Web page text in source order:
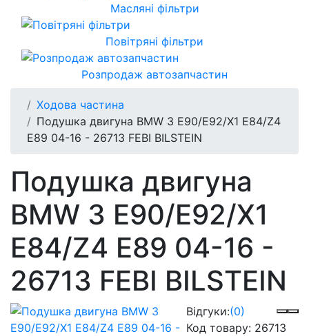
Масляні фільтри
Повітряні фільтри
Розпродаж автозапчастин
Ходова частина
Подушка двигуна BMW 3 E90/E92/X1 E84/Z4
E89 04-16 - 26713 FEBI BILSTEIN
Подушка двигуна
BMW 3 E90/E92/X1
E84/Z4 E89 04-16 -
26713 FEBI BILSTEIN
Відгуки:(0)
Код товару: 26713